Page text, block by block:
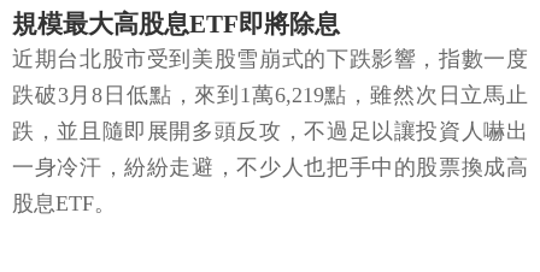
規模最大高股息ETF即將除息
近期台北股市受到美股雪崩式的下跌影響，指數一度
跌破3月8日低點，來到1萬6,219點，雖然次日立馬止
跌，並且隨即展開多頭反攻，不過足以讓投資人嚇出
一身冷汗，紛紛走避，不少人也把手中的股票換成高
股息ETF。